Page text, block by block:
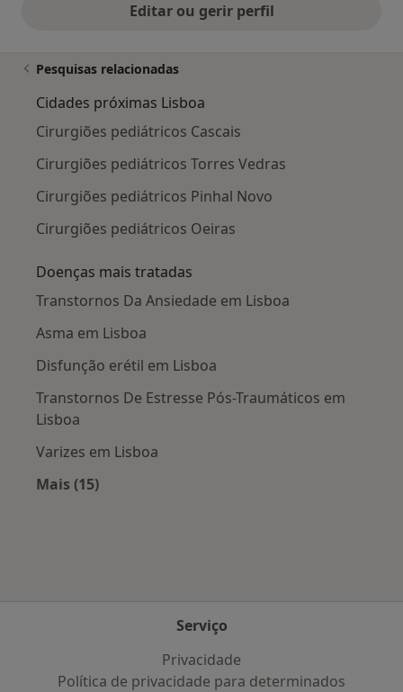
Editar ou gerir perfil
Pesquisas relacionadas
Cidades próximas Lisboa
Cirurgiões pediátricos Cascais
Cirurgiões pediátricos Torres Vedras
Cirurgiões pediátricos Pinhal Novo
Cirurgiões pediátricos Oeiras
Doenças mais tratadas
Transtornos Da Ansiedade em Lisboa
Asma em Lisboa
Disfunção erétil em Lisboa
Transtornos De Estresse Pós-Traumáticos em
Lisboa
Varizes em Lisboa
Mais (15)
Serviço
Privacidade
Política de privacidade para determinados